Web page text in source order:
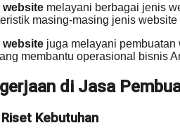
website melayani berbagai jenis
masing-masing jenis
website juga melayani
membantu operasional bisnis
di Jasa
Kebutuhan